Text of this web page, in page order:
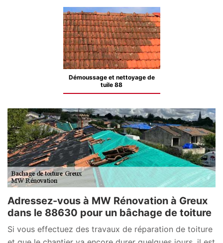
Démoussage et nettoyage de
tuile 88
Adressez-vous à MW Rénovation à Greux
dans le 88630 pour un bâchage de toiture
Si vous effectuez des travaux de réparation de toiture